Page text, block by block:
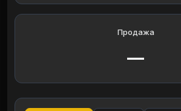
Продажа
—